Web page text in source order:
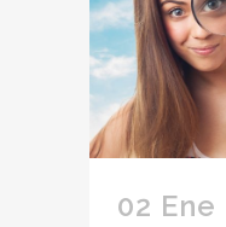
02 Ene